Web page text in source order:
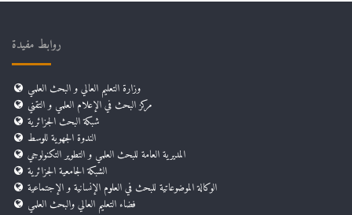
روابط مفيدة
وزارة التعليم العالي و البحث العلمي
مركز البحث في الإعلام العلمي و التقني
شبكة البحث الجزائرية
الندوة الجهوية للوسط
المديرية العامة للبحث العلمي و التطوير التكنولوجي
الشبكة الجامعية الجزائرية
الوكالة الموضوعاتية للبحث في العلوم الإنسانية و الإجتماعية
فضاء التعليم العالي والبحث العلمي